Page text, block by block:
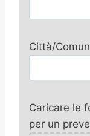
Città/
Caricare le
per un